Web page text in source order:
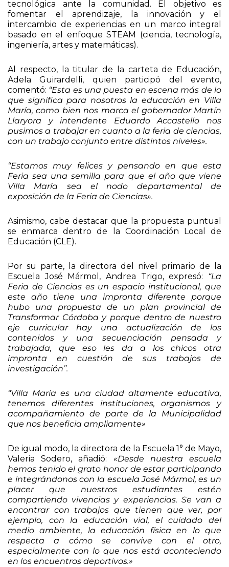
tecnológica ante la comunidad. El objetivo es
fomentar el aprendizaje, la innovación y el
intercambio de experiencias en un marco integral
basado en el enfoque STEAM (ciencia, tecnología,
ingeniería, artes y matemáticas).
Al respecto, la titular de la carteta de Educación,
Adela Guirardelli, quien participó del evento,
comentó: “Esta es una puesta en escena más de lo
que significa para nosotros la educación en Villa
María, como bien nos marca el gobernador Martín
Llaryora y intendente Eduardo Accastello nos
pusimos a trabajar en cuanto a la feria de ciencias,
con un trabajo conjunto entre distintos niveles».
“Estamos muy felices y pensando en que esta
Feria sea una semilla para que el año que viene
Villa María sea el nodo departamental de
exposición de la Feria de Ciencias».
Asimismo, cabe destacar que la propuesta puntual
se enmarca dentro de la Coordinación Local de
Educación (CLE).
Por su parte, la directora del nivel primario de la
Escuela José Mármol, Andrea Trigo, expresó: “La
Feria de Ciencias es un espacio institucional, que
este año tiene una impronta diferente porque
hubo una propuesta de un plan provincial de
Transformar Córdoba y porque dentro de nuestro
eje curricular hay una actualización de los
contenidos y una secuenciación pensada y
trabajada, que eso les da a los chicos otra
impronta en cuestión de sus trabajos de
investigación”.
“Villa María es una ciudad altamente educativa,
tenemos diferentes instituciones, organismos y
acompañamiento de parte de la Municipalidad
que nos beneficia ampliamente»
De igual modo, la directora de la Escuela 1° de Mayo,
Valeria Sodero, añadió: «Desde nuestra escuela
hemos tenido el grato honor de estar participando
e integrándonos con la escuela José Mármol, es un
placer que nuestros estudiantes estén
compartiendo vivencias y experiencias. Se van a
encontrar con trabajos que tienen que ver, por
ejemplo, con la educación vial, el cuidado del
medio ambiente, la educación física en lo que
respecta a cómo se convive con el otro,
especialmente con lo que nos está aconteciendo
en los encuentros deportivos.»